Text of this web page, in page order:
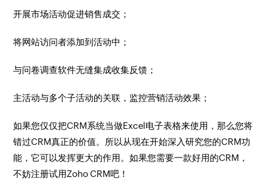
开展市场活动促进销售成交；
将网站访问者添加到活动中；
与问卷调查软件无缝集成收集反馈；
主活动与多个子活动的关联，监控营销活动效果；
如果您仅仅把CRM系统当做Excel电子表格来使用，那么您将
错过CRM真正的价值。所以从现在开始深入研究您的CRM功
能，它可以发挥更大的作用。如果您需要一款好用的CRM，
不妨注册试用Zoho CRM吧！